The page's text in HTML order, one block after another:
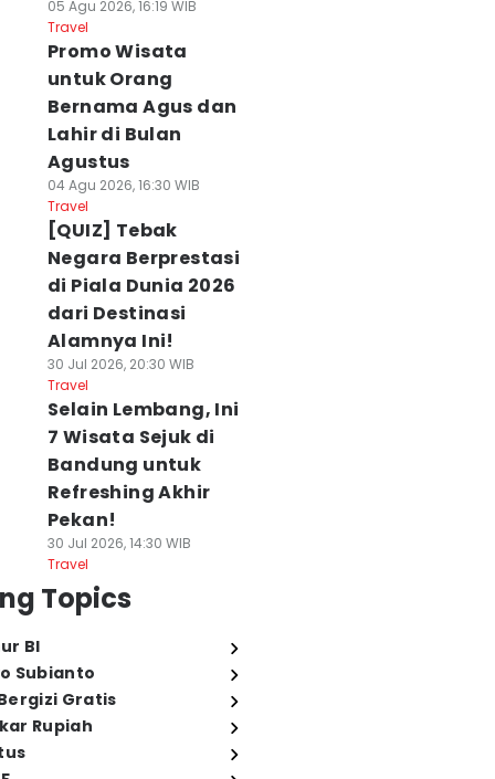
05 Agu 2026, 16:19 WIB
Travel
Promo Wisata
untuk Orang
Bernama Agus dan
Lahir di Bulan
Agustus
04 Agu 2026, 16:30 WIB
Travel
[QUIZ] Tebak
Negara Berprestasi
di Piala Dunia 2026
dari Destinasi
Alamnya Ini!
30 Jul 2026, 20:30 WIB
Travel
Selain Lembang, Ini
7 Wisata Sejuk di
Bandung untuk
Refreshing Akhir
Pekan!
30 Jul 2026, 14:30 WIB
Travel
Topics
BI
Subianto
Gratis
Rupiah